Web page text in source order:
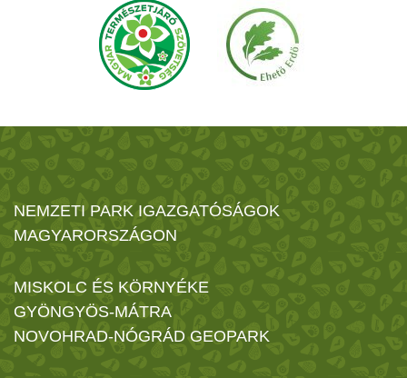
NEMZETI PARK IGAZGATÓSÁGOK
MAGYARORSZÁGON
MISKOLC ÉS KÖRNYÉKE
GYÖNGYÖS-MÁTRA
NOVOHRAD-NÓGRÁD GEOPARK